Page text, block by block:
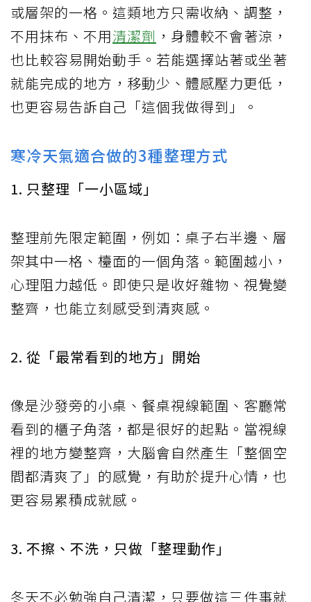
或層架的一格。這類地方只需收納、調整，
不用抹布、不用清潔劑 ，身體較不會著涼，
也比較容易開始動手。若能選擇站著或坐著
就能完成的地方，移動少、體感壓力更低，
也更容易告訴自己「這個我做得到」。
寒冷天氣適合做的3種整理方式
1. 只整理「一小區域」
整理前先限定範圍，例如：桌子右半邊、層
架其中一格、檯面的一個角落。範圍越小，
心理阻力越低。即使只是收好雜物、視覺變
整齊，也能立刻感受到清爽感。
2. 從「最常看到的地方」開始
像是沙發旁的小桌、餐桌視線範圍、客廳常
看到的櫃子角落，都是很好的起點。當視線
裡的地方變整齊，大腦會自然產生「整個空
間都清爽了」的感覺，有助於提升心情，也
更容易累積成就感。
3. 不擦、不洗，只做「整理動作」
冬天不必勉強自己清潔，只要做這三件事就